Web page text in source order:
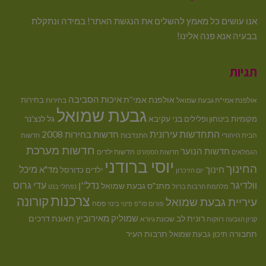
אנו עושים כל מאמץ להשלים את הנגשת האתר! במידה ונתקלת
בבעיה אנא פנה אלינו!
תגיות
אולפנת אמי"ת גבעת שמואל אולפנת אמי''תאיכות הסביבה בחירות בחירות
מקומיות ביטחון ופלילים בני עקיבא גבעת שמואל גל לנצ'נר
הבית היהודי התחדשות עירונית התנדבות חדשות בחירות 2008 חדשות
הגמלאים חדשות הנוער חדשות הספורט חדשות ילדים חדשות מערכת
החינוך חינוך יום הזיכרון יוסי ברודני ילדים כדורסל מד"א מיכל
וולדיגר מלחמת חרבות ברזל מתנ"ס גבעת שמואל נדל''ן נפתלי בנט עדי גרוס
עיריית גבעת שמואל פורום פו"פ פינוי בינוי פסח צרכנותקורונה
קניון הגבעה רווקות רונית לב שכונת גיורא שמוליק מאירוביץ תאונת דרכים
תחבורה תיכון גבעת שמואל תרבות העיר